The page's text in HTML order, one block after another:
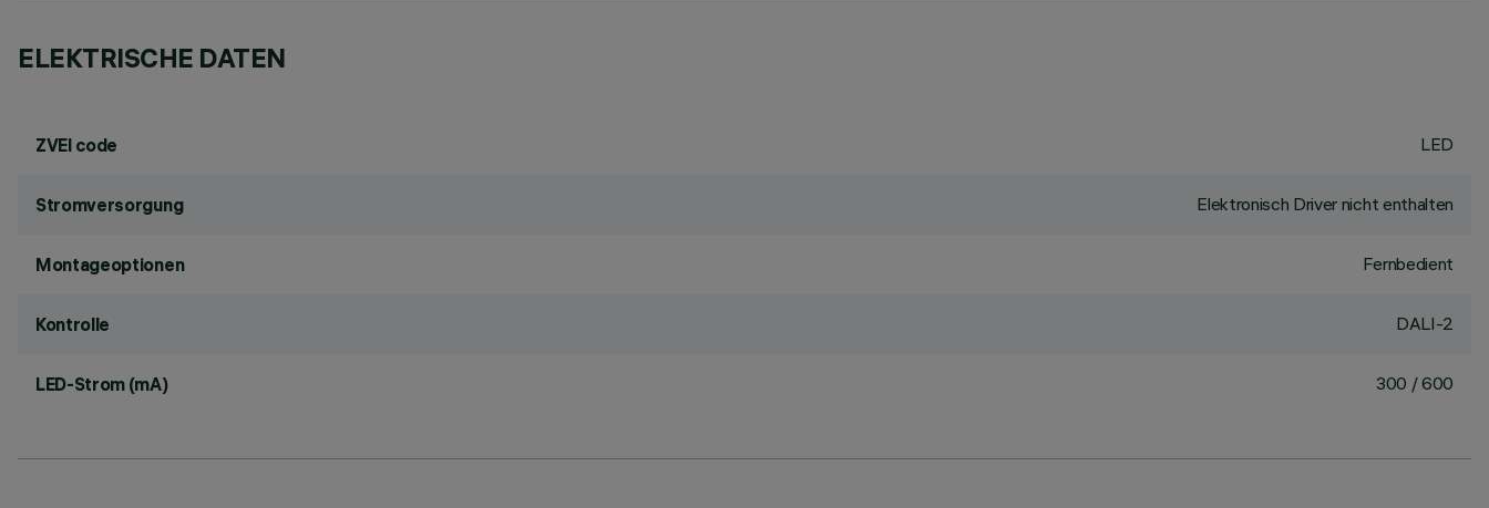
ELEKTRISCHE DATEN
ZVEI code LED
Stromversorgung Elektronisch Driver nicht enthalten
Montageoptionen Fernbedient
Kontrolle DALI-2
LED-Strom (mA) 300 / 600